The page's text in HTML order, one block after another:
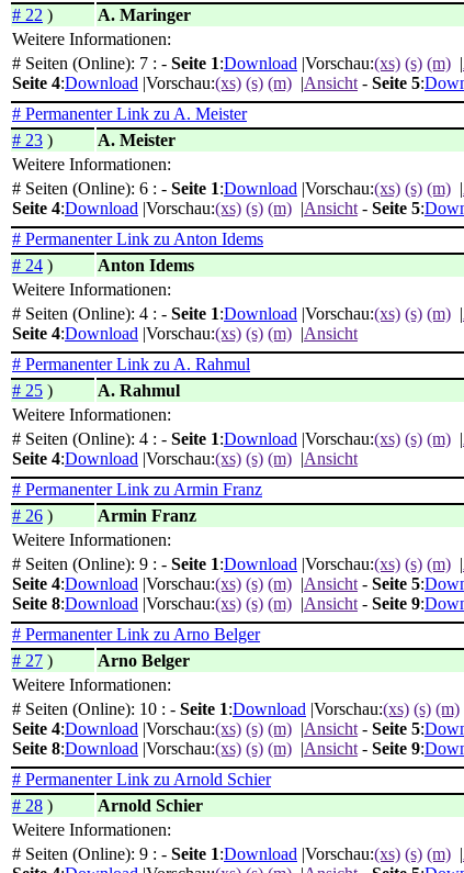
# 22 ) A. Maringer
Weitere Informationen:
# Seiten (Online): 7 : - Seite 1:Download |Vorschau:(xs) (s) (m) |
Seite 4:Download |Vorschau:(xs) (s) (m) |Ansicht - Seite 5:
# Permanenter Link zu A. Meister
# 23 ) A. Meister
Weitere Informationen:
# Seiten (Online): 6 : - Seite 1:Download |Vorschau:(xs) (s) (m) |
Seite 4:Download |Vorschau:(xs) (s) (m) |Ansicht - Seite 5:
# Permanenter Link zu Anton Idems
# 24 ) Anton Idems
Weitere Informationen:
# Seiten (Online): 4 : - Seite 1:Download |Vorschau:(xs) (s) (m) |
Seite 4:Download |Vorschau:(xs) (s) (m) |Ansicht
# Permanenter Link zu A. Rahmul
# 25 ) A. Rahmul
Weitere Informationen:
# Seiten (Online): 4 : - Seite 1:Download |Vorschau:(xs) (s) (m) |
Seite 4:Download |Vorschau:(xs) (s) (m) |Ansicht
# Permanenter Link zu Armin Franz
# 26 ) Armin Franz
Weitere Informationen:
# Seiten (Online): 9 : - Seite 1:Download |Vorschau:(xs) (s) (m) |
Seite 4:Download |Vorschau:(xs) (s) (m) |Ansicht - Seite 5:
Seite 8:Download |Vorschau:(xs) (s) (m) |Ansicht - Seite 9:
# Permanenter Link zu Arno Belger
# 27 ) Arno Belger
Weitere Informationen:
# Seiten (Online): 10 : - Seite 1:Download |Vorschau:(xs) (s) (m)
Seite 4:Download |Vorschau:(xs) (s) (m) |Ansicht - Seite 5:
Seite 8:Download |Vorschau:(xs) (s) (m) |Ansicht - Seite 9:
# Permanenter Link zu Arnold Schier
# 28 ) Arnold Schier
Weitere Informationen:
# Seiten (Online): 9 : - Seite 1:Download |Vorschau:(xs) (s) (m) |